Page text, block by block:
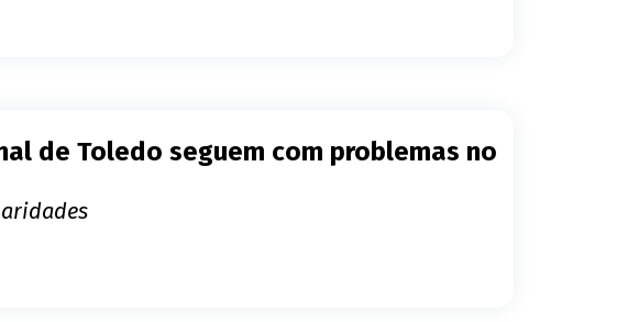
de Toledo seguem com problemas no